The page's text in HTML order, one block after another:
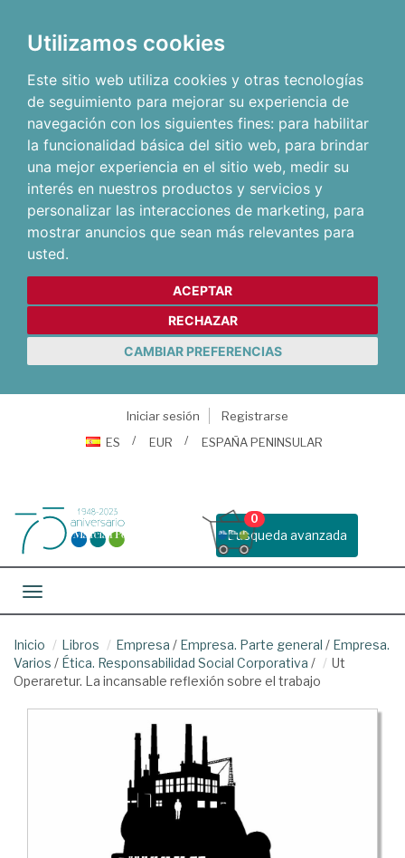
Utilizamos cookies
Este sitio web utiliza cookies y otras tecnologías
de seguimiento para mejorar su experiencia de
navegación con los siguientes fines: para habilitar
la funcionalidad básica del sitio web, para brindar
una mejor experiencia en el sitio web, medir su
interés en nuestros productos y servicios y
personalizar las interacciones de marketing, para
mostrar anuncios que sean más relevantes para
usted.
ACEPTAR
RECHAZAR
CAMBIAR PREFERENCIAS
Iniciar sesión
Registrarse
ES
EUR ESPAÑA PENINSULAR
Busqueda avanzada
0
Toggle navigation
Inicio Libros Empresa / Empresa. Parte general / Empresa.
Varios / Ética. Responsabilidad Social Corporativa /
Ut
Operaretur. La incansable reflexión sobre el trabajo